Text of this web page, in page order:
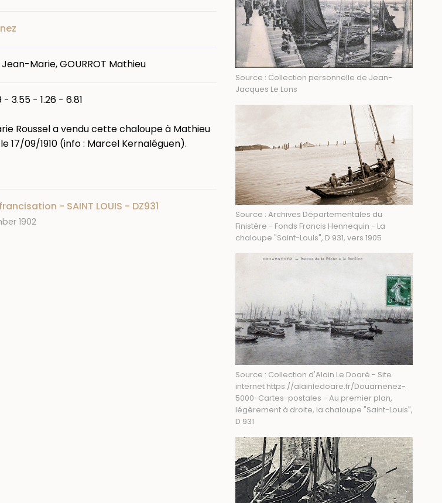
Jean-Marie, GOURROT Mathieu
- 3.55 - 1.26 - 6.81
Roussel a vendu cette chaloupe à Mathieu
17/09/1910 (info : Marcel Kernaléguen).
- SAINT LOUIS - DZ931
1902
Source : Collection personnelle de Jean-
Jacques Le Lons
Source : Archives Départementales du
Finistère - Fonds Francis Hennequin - La
chaloupe "Saint-Louis", D 931, vers 1905
Source : Collection d'Alain Le Doaré - Site
internet https://alainledoare.fr/Douarnenez-
5000-Cartes-postales - Au premier plan,
légèrement à droite, la chaloupe "Saint-Louis",
D 931